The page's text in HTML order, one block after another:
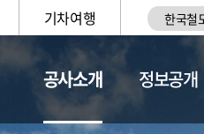
기차여행 한국철
공사소개 정보공개